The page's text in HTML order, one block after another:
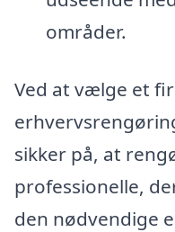
områder.
Ved at vælge et
sikker på, at
professionelle,
den nødvendige